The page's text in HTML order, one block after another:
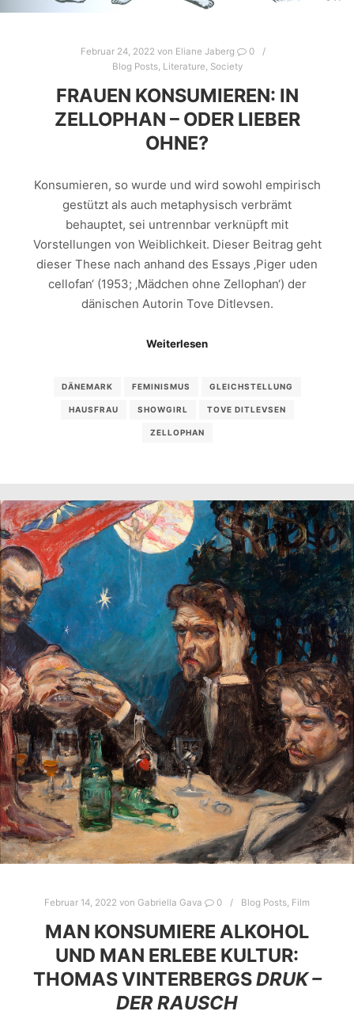
Februar 24, 2022 von Eliane Jaberg
0
Blog Posts, Literature, Society
FRAUEN KONSUMIEREN: IN
ZELLOPHAN – ODER LIEBER
OHNE?
Konsumieren, so wurde und wird sowohl empirisch
gestützt als auch metaphysisch verbrämt
behauptet, sei untrennbar verknüpft mit
Vorstellungen von Weiblichkeit. Dieser Beitrag geht
dieser These nach anhand des Essays ‚Piger uden
cellofan‘ (1953; ‚Mädchen ohne Zellophan‘) der
dänischen Autorin Tove Ditlevsen.
Weiterlesen
DÄNEMARK FEMINISMUS GLEICHSTELLUNG
HAUSFRAU SHOWGIRL TOVE DITLEVSEN
ZELLOPHAN
Februar 14, 2022 von Gabriella Gava 0 Blog Posts, Film
MAN KONSUMIERE ALKOHOL
UND MAN ERLEBE KULTUR:
THOMAS VINTERBERGSDRUK –
DER RAUSCH